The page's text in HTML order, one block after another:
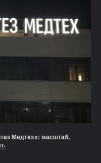
Медтех»: масштаб,